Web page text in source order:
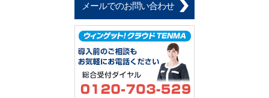
メールでのお問い合わせ